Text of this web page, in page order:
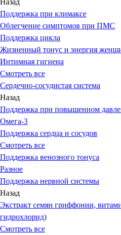
Назад
Поддержка при климаксе
Облегчение симптомов при ПМС
Поддержка цикла
Жизненный тонус и энергия
Интимная гигиена
Смотреть все
Сердечно-сосудистая система
Назад
Поддержка при повышенном
Омега-3
Поддержка сердца и сосудов
Смотреть все
Поддержка венозного тонуса
Разное
Поддержка нервной системы
Назад
Экстракт семян гриффонии,
гидрохлорид)
Смотреть все